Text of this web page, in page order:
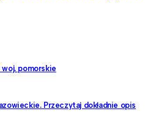
woj. pomorskie
Przeczytaj dokładnie opis